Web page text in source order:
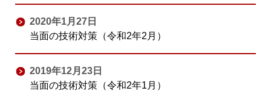
2020年1月27日
当面の技術対策（令和2年2月）
2019年12月23日
当面の技術対策（令和2年1月）